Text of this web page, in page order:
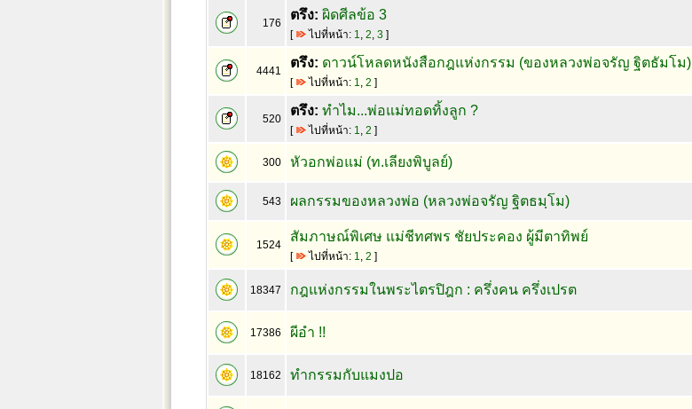
176
ตรึง: ผิดศีลข้อ 3
[ ไปที่หน้า: 1, 2, 3 ]
4441
ตรึง: ดาวน์โหลดหนังสือกฎแห่งกรรม (ของหลวงพ่อจรัญ ฐิตธัมโม)
[ ไปที่หน้า: 1, 2 ]
520
ตรึง: ทำไม...พ่อแม่ทอดทิ้งลูก ?
[ ไปที่หน้า: 1, 2 ]
300 หัวอกพ่อแม่ (ท.เลียงพิบูลย์)
543 ผลกรรมของหลวงพ่อ (หลวงพ่อจรัญ ฐิตธมฺโม)
1524
สัมภาษณ์พิเศษ แม่ชีทศพร ชัยประคอง ผู้มีตาทิพย์
[ ไปที่หน้า: 1, 2 ]
18347 กฎแห่งกรรมในพระไตรปิฎก : ครึ่งคน ครึ่งเปรต
17386 ผีอำ !!
18162 ทำกรรมกับแมงปอ